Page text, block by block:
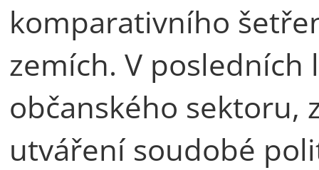
komparativního
zemích. V
občanského sektoru,
utváření soudobé